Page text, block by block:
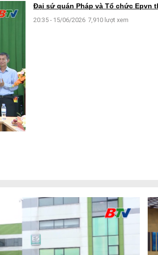
Đại sứ quán Pháp và Tổ chức Epvn
20:35 - 15/06/2026 7,910 lượt xem